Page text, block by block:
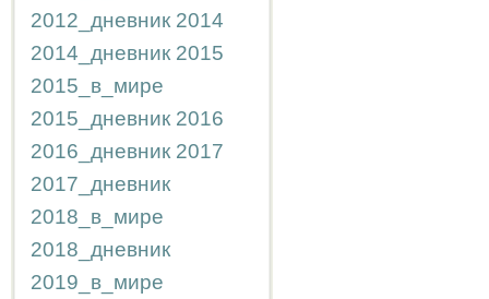
2012_дневник 2014
2014_дневник 2015
2015_в_мире
2015_дневник 2016
2016_дневник 2017
2017_дневник
2018_в_мире
2018_дневник
2019_в_мире